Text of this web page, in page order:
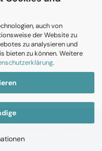
auch von
der Website zu
zu analysieren und
bieten zu können. Weitere
.
Partner Sales GmbH |